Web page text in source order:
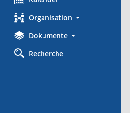
Organisation
Dokumente
Recherche